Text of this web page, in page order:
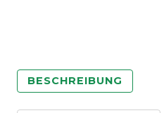
BESCHREIBUNG